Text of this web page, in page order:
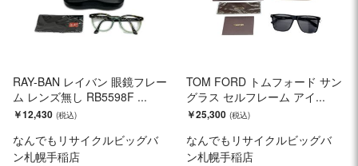
RAY-BAN レイバン 眼鏡フレー
ム レンズ無し RB5598F ...
￥12,430
なんでもリサイクルビッグバ
ン札幌手稲店
TOM FORD トムフォード サン
グラス セルフレーム アイ...
￥25,300
なんでもリサイクルビッグバ
ン札幌手稲店